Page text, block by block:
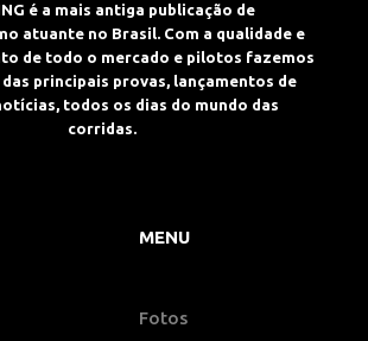
é a mais antiga publicação de
atuante no Brasil. Com a qualidade e
de todo o mercado e pilotos fazemos
principais provas, lançamentos de
todos os dias do mundo das
corridas.
MENU
Fotos